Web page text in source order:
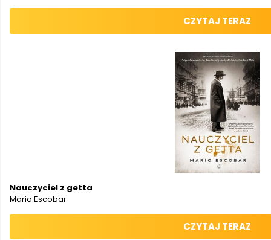
CZYTAJ TERAZ
Nauczyciel z getta
Mario Escobar
CZYTAJ TERAZ